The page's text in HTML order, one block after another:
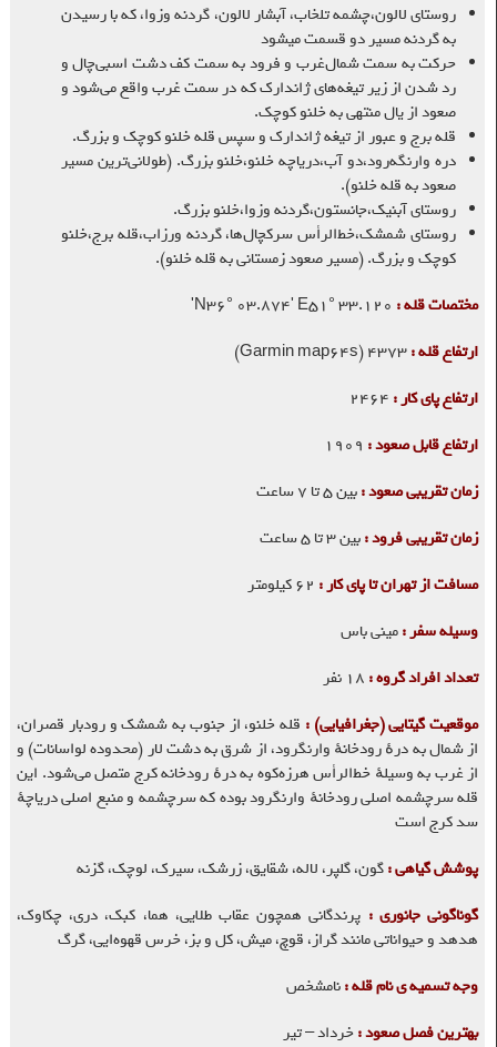
روستای لالون،چشمه تلخاب، آبشار لالون، گردنه وزوا، که با رسیدن
به گردنه مسیر دو قسمت میشود
حرکت به سمت شمال‌غرب و فرود به سمت کف دشت اسبی‌چال و
رد شدن از زیر تیغه‌های ژاندارک که در سمت غرب واقع می‌شود و
صعود از یال منتهی به خلنو کوچک.
قله برج و عبور از تیغه ژاندارک و سپس قله خلنو کوچک و بزرگ.
دره وارنگه‌رود،دو آب،دریاچه خلنو،خلنو بزرگ. (طولانی‌ترین مسیر
صعود به قله خلنو).
روستای آبنیک،جانستون،گردنه وزوا،خلنو بزرگ.
روستای شمشک،خط‌الرأس سرکچال‌ها، گردنه ورزاب،قله برج،خلنو
کوچک و بزرگ. (مسیر صعود زمستانی به قله خلنو).
مختصات قله :N36° 03.874' E51° 33.120'
ارتفاع قله :۴۳۷۳ (Garmin map64s)
ارتفاع پای کار :۲۴۶۴
ارتفاع قابل صعود :۱۹۰۹
زمان تقریبی صعود :بین ۵ تا ۷ ساعت
زمان تقریبی فرود :بین ۳ تا ۵ ساعت
مسافت از تهران تا پای کار : ۶۲ کیلومتر
وسیله سفر :مینی باس
تعداد افراد گروه :۱۸ نفر
موقعیت گیتایی (جغرافیایی) :قله خلنو، از جنوب به شمشک و رودبار قصران،
از شمال به درهٔ رودخانهٔ وارنگرود، از شرق به دشت لار (محدوده لواسانات) و
از غرب به وسیلهٔ خط‌الرأس هرزه‌کوه به درهٔ رودخانه کرج متصل می‌شود. این
قله سرچشمه اصلی رودخانهٔ وارنگرود بوده که سرچشمه و منبع اصلی دریاچهٔ
سد کرج است
پوشش گیاهی :گون، گلپر، لاله، شقایق، زرشک، سیرک، لوچک، گزنه
گوناگونی جانوری : پرندگانی همچون عقاب طلایی، هما، کبک، دری، چکاوک،
هدهد و حیواناتی مانند گراز، قوچ، میش، کل و بز، خرس قهوه‌ایی، گرگ
وجه تسمیه ی نام قله :نامشخص
بهترین فصل صعود :خرداد – تیر